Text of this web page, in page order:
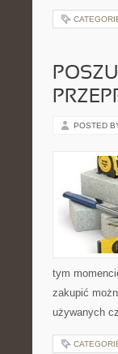
POSTED
tym
zakupić
używanych